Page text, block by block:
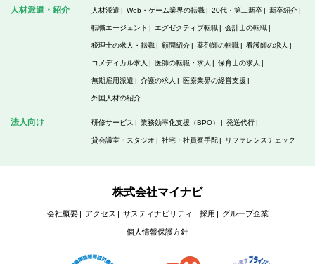
人材派遣・紹介 人材派遣 Web・ゲーム業界の転職 20代・第二新卒 新卒紹介
転職エージェント エグゼクティブ転職 会計士の転職
税理士の求人・転職 顧問紹介 薬剤師の転職 看護師の求人
コメディカル求人 医師の転職・求人 保育士の求人
無期雇用派遣 介護の求人 医療業界の経営支援
外国人材の紹介
法人向け 研修サービス 業務効率化支援（BPO） 発送代行
貸会議室・スタジオ 社宅・社員寮手配 リファレンスチェック
株式会社マイナビ
会社概要 アクセス サスティナビリティ 採用 グループ企業
個人情報保護方針